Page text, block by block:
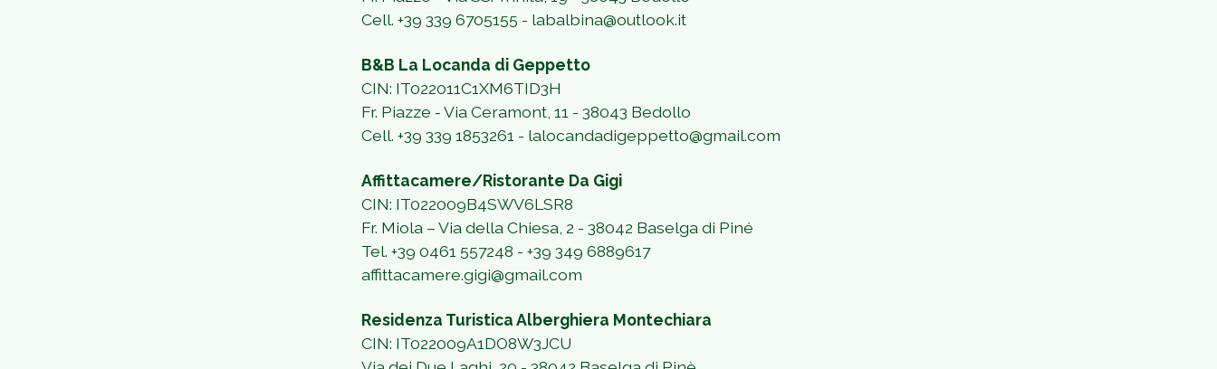
Cell. +39 339 6705155 - labalbina@outlook.it
B&B La Locanda di Geppetto
CIN: IT022011C1XM6TID3H
Fr. Piazze - Via Ceramont, 11 - 38043 Bedollo
Cell. +39 339 1853261 - lalocandadigeppetto@gmail.com
Affittacamere/Ristorante Da Gigi
CIN: IT022009B4SWV6LSR8
Fr. Miola – Via della Chiesa, 2 - 38042 Baselga di Piné
Tel. +39 0461 557248 - +39 349 6889617
affittacamere.gigi@gmail.com
Residenza Turistica Alberghiera Montechiara
CIN: IT022009A1DO8W3JCU